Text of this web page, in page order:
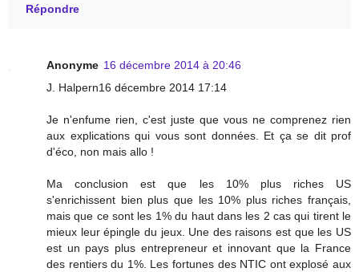
Répondre
Anonyme 16 décembre 2014 à 20:46
J. Halpern16 décembre 2014 17:14
Je n'enfume rien, c'est juste que vous ne comprenez rien
aux explications qui vous sont données. Et ça se dit prof
d'éco, non mais allo !
Ma conclusion est que les 10% plus riches US
s'enrichissent bien plus que les 10% plus riches français,
mais que ce sont les 1% du haut dans les 2 cas qui tirent le
mieux leur épingle du jeux. Une des raisons est que les US
est un pays plus entrepreneur et innovant que la France
des rentiers du 1%. Les fortunes des NTIC ont explosé aux